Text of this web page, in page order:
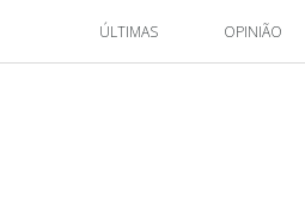
ÚLTIMAS OPINIÃO